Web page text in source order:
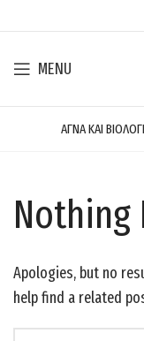
MENU
ΑΓΝΑ ΚΑΙ
Nothing
Apologies, but no
help find a related